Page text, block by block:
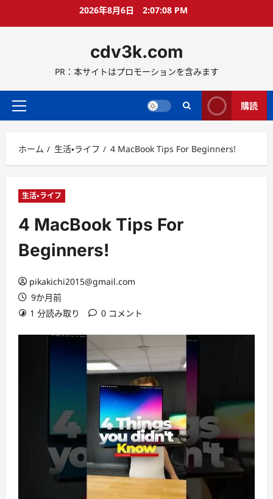
ス
ッ
2026年8月6日 2:07:09 PM
cdv3k.com
PR：本サイトはプロモーションを含みます
メ
メ
ニ
ー
購読
ホーム 生活・ライフ 4 MacBook Tips For Beginners!
生活・ライフ
4 MacBook Tips For
Beginners!
pikakichi2015@gmail.com
9か月前
1 分読み取り
0 コメント